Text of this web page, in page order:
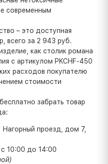
современным
– это доступная
всего за 2 943 руб.
как столик романа
с артикулом PKCHF-450
расходов покупателю
стоимости
забрать товар
проезд, дом 7,
10:00 до 14:00